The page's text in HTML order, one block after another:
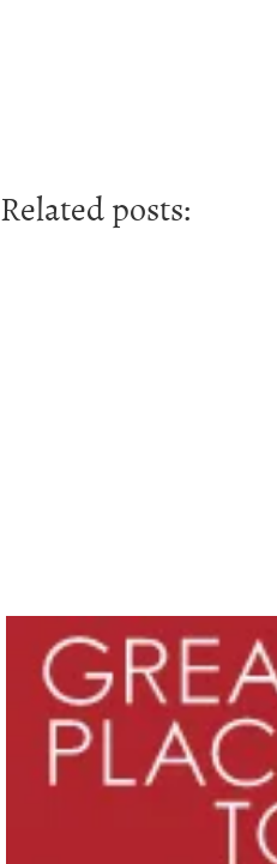
Related posts: